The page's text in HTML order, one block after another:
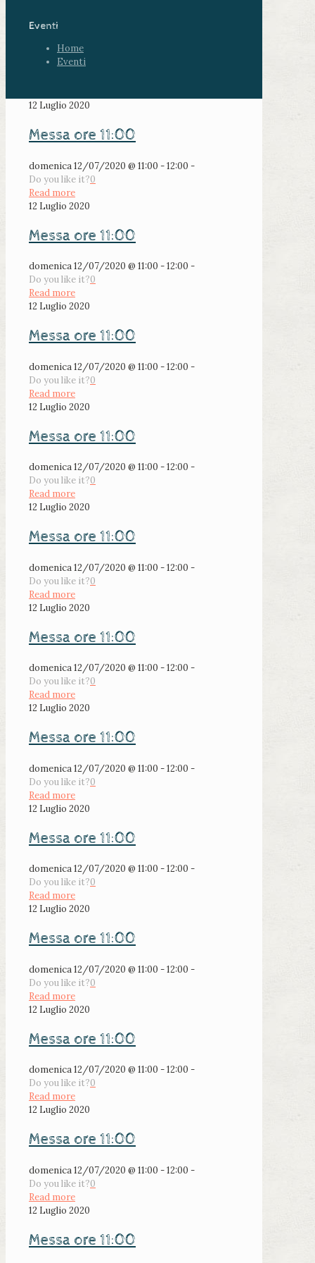
Eventi
Home
Eventi
12 Luglio 2020
Messa ore 11:00
domenica 12/07/2020 @ 11:00 - 12:00 -
Do you like it?0
Read more
12 Luglio 2020
Messa ore 11:00
domenica 12/07/2020 @ 11:00 - 12:00 -
Do you like it?0
Read more
12 Luglio 2020
Messa ore 11:00
domenica 12/07/2020 @ 11:00 - 12:00 -
Do you like it?0
Read more
12 Luglio 2020
Messa ore 11:00
domenica 12/07/2020 @ 11:00 - 12:00 -
Do you like it?0
Read more
12 Luglio 2020
Messa ore 11:00
domenica 12/07/2020 @ 11:00 - 12:00 -
Do you like it?0
Read more
12 Luglio 2020
Messa ore 11:00
domenica 12/07/2020 @ 11:00 - 12:00 -
Do you like it?0
Read more
12 Luglio 2020
Messa ore 11:00
domenica 12/07/2020 @ 11:00 - 12:00 -
Do you like it?0
Read more
12 Luglio 2020
Messa ore 11:00
domenica 12/07/2020 @ 11:00 - 12:00 -
Do you like it?0
Read more
12 Luglio 2020
Messa ore 11:00
domenica 12/07/2020 @ 11:00 - 12:00 -
Do you like it?0
Read more
12 Luglio 2020
Messa ore 11:00
domenica 12/07/2020 @ 11:00 - 12:00 -
Do you like it?0
Read more
12 Luglio 2020
Messa ore 11:00
domenica 12/07/2020 @ 11:00 - 12:00 -
Do you like it?0
Read more
12 Luglio 2020
Messa ore 11:00